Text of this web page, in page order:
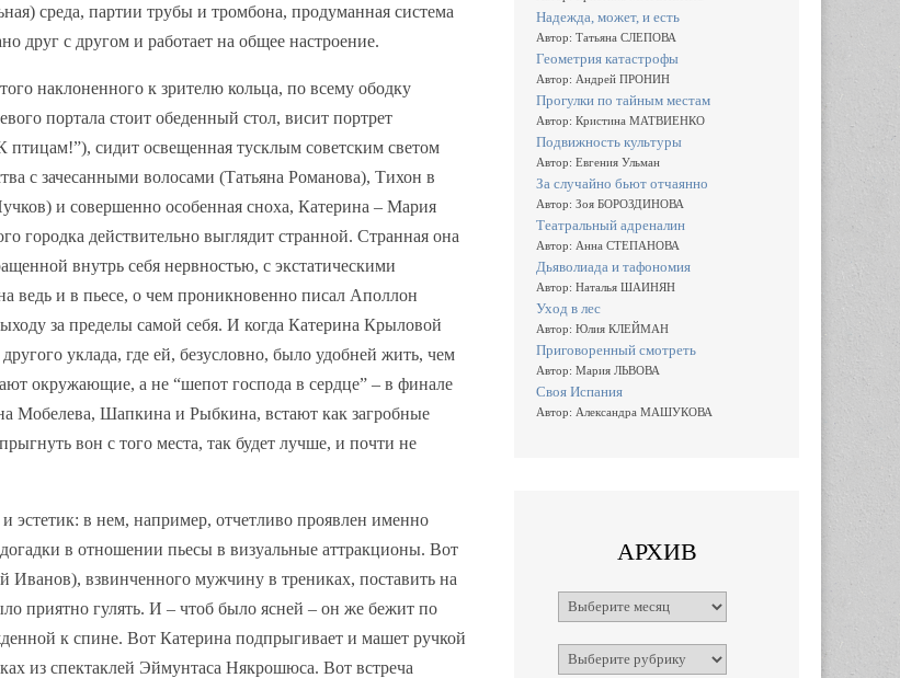
среда, партии трубы и тромбона, продуманная система
друг с другом и работает на общее настроение.
наклоненного к зрителю кольца, по всему ободку
портала стоит обеденный стол, висит портрет
птицам!”), сидит освещенная тусклым советским светом
с зачесанными волосами (Татьяна Романова), Тихон в
и совершенно особенная сноха, Катерина – Мария
городка действительно выглядит странной. Странная она
внутрь себя нервностью, с экстатическими
ведь и в пьесе, о чем проникновенно писал Аполлон
за пределы самой себя. И когда Катерина Крыловой
уклада, где ей, безусловно, было удобней жить, чем
окружающие, а не “шепот господа в сердце” – в финале
Мобелева, Шапкина и Рыбкина, встают как загробные
вон с того места, так будет лучше, и почти не
эстетик: в нем, например, отчетливо проявлен именно
в отношении пьесы в визуальные аттракционы. Вот
взвинченного мужчину в трениках, поставить на
приятно гулять. И – чтоб было ясней – он же бежит по
к спине. Вот Катерина подпрыгивает и машет ручкой
из спектаклей Эймунтаса Някрошюса. Вот встреча
Надежда, может, и есть
Автор: Татьяна СЛЕПОВА
Геометрия катастрофы
Автор: Андрей ПРОНИН
Прогулки по тайным местам
Автор: Кристина МАТВИЕНКО
Подвижность культуры
Автор: Евгения Ульман
За случайно бьют отчаянно
Автор: Зоя БОРОЗДИНОВА
Театральный адреналин
Автор: Анна СТЕПАНОВА
Дьяволиада и тафономия
Автор: Наталья ШАИНЯН
Уход в лес
Автор: Юлия КЛЕЙМАН
Приговоренный смотреть
Автор: Мария ЛЬВОВА
Своя Испания
Автор: Александра МАШУКОВА
АРХИВ
Архивы
Рубрики